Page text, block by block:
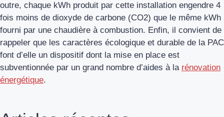
outre, chaque kWh produit par cette installation engendre 4
fois moins de dioxyde de carbone (CO2) que le même kWh
fourni par une chaudière à combustion. Enfin, il convient de
rappeler que les caractères écologique et durable de la PAC
font d’elle un dispositif dont la mise en place est
subventionnée par un grand nombre d’aides à la rénovation
énergétique.